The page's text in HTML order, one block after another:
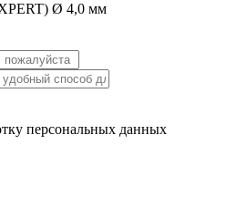
Ø 4,0 мм
персональных данных